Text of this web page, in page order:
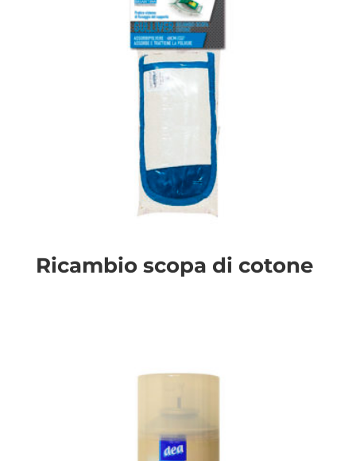
Ricambio scopa di cotone